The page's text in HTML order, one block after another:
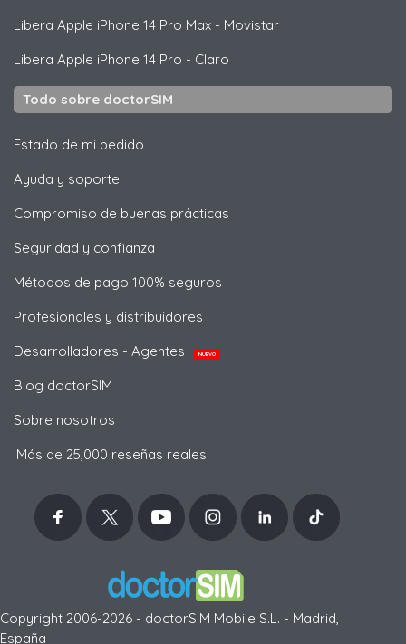
Libera Apple iPhone 14 Pro Max - Movistar
Libera Apple iPhone 14 Pro - Claro
Todo sobre doctorSIM
Estado de mi pedido
Ayuda y soporte
Compromiso de buenas prácticas
Seguridad y confianza
Métodos de pago 100% seguros
Profesionales y distribuidores
Desarrolladores - Agentes
NUEVO
Blog doctorSIM
Sobre nosotros
¡Más de 25,000 reseñas reales!
Copyright 2006-2026 - doctorSIM Mobile S.L. - Madrid,
España